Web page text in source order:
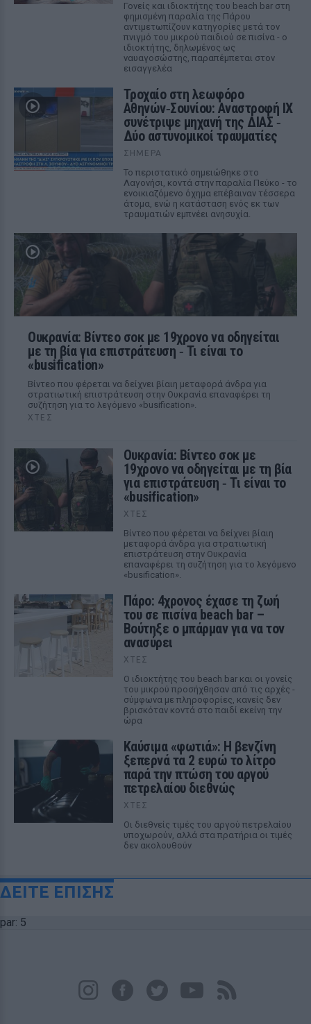
Γονείς και ιδιοκτήτης του beach bar στη
φημισμένη παραλία της Πάρου
αντιμετωπίζουν κατηγορίες μετά τον
πνιγμό του μικρού παιδιού σε πισίνα - ο
ιδιοκτήτης, δηλωμένος ως
ναυαγοσώστης, παραπέμπεται στον
εισαγγελέα
Τροχαίο στη λεωφόρο
Αθηνών‑Σουνίου: Αναστροφή ΙΧ
συνέτριψε μηχανή της ΔΙΑΣ ‑
Δύο αστυνομικοί τραυματίες
ΣΉΜΕΡΑ
Το περιστατικό σημειώθηκε στο
Λαγονήσι, κοντά στην παραλία Πεύκο - το
ενοικιαζόμενο όχημα επέβαιναν τέσσερα
άτομα, ενώ η κατάσταση ενός εκ των
τραυματιών εμπνέει ανησυχία.
Ουκρανία: Βίντεο σοκ με 19χρονο να οδηγείται
με τη βία για επιστράτευση ‑ Τι είναι το
«busification»
Βίντεο που φέρεται να δείχνει βίαιη μεταφορά άνδρα για
στρατιωτική επιστράτευση στην Ουκρανία επαναφέρει τη
συζήτηση για το λεγόμενο «busification».
ΧΤΕΣ
Ουκρανία: Βίντεο σοκ με
19χρονο να οδηγείται με τη βία
για επιστράτευση ‑ Τι είναι το
«busification»
ΧΤΕΣ
Βίντεο που φέρεται να δείχνει βίαιη
μεταφορά άνδρα για στρατιωτική
επιστράτευση στην Ουκρανία
επαναφέρει τη συζήτηση για το λεγόμενο
«busification».
Πάρο: 4χρονος έχασε τη ζωή
του σε πισίνα beach bar –
Βούτηξε ο μπάρμαν για να τον
ανασύρει
ΧΤΕΣ
Ο ιδιοκτήτης του beach bar και οι γονείς
του μικρού προσήχθησαν από τις αρχές -
σύμφωνα με πληροφορίες, κανείς δεν
βρισκόταν κοντά στο παιδί εκείνη την
ώρα
Καύσιμα «φωτιά»: Η βενζίνη
ξεπερνά τα 2 ευρώ το λίτρο
παρά την πτώση του αργού
πετρελαίου διεθνώς
ΧΤΕΣ
Οι διεθνείς τιμές του αργού πετρελαίου
υποχωρούν, αλλά στα πρατήρια οι τιμές
δεν ακολουθούν
ΔΕΙΤΕ ΕΠΙΣΗΣ
par: 5